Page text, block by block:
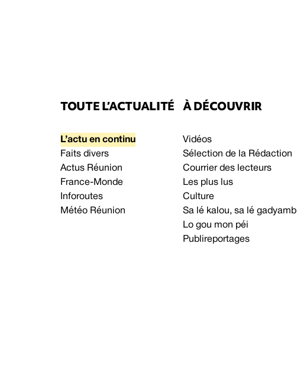
TOUTE L’ACTUALITÉ
L’actu en continu
Faits divers
Actus Réunion
France-Monde
Inforoutes
Météo Réunion
À DÉCOUVRIR
Vidéos
Sélection de la Rédaction
Courrier des lecteurs
Les plus lus
Culture
Sa lé kalou, sa lé gadyamb
Lo gou mon péi
Publireportages